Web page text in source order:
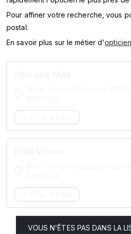
SERVICES
MARQUES
Pour affiner votre recherche, vous
postal.
En savoir plus sur le métier d'
VOUS N'ÊTES PAS DANS LA